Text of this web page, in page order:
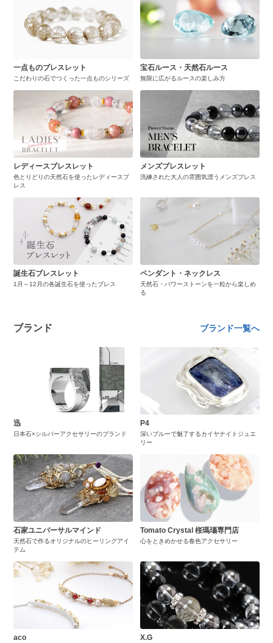
一点ものブレスレット
こだわりの石でつくった一点ものシリーズ
宝石ルース・天然石ルース
無限に広がるルースの楽しみ方
レディースブレスレット
色とりどりの天然石を使ったレディースブ
レス
メンズブレスレット
洗練された大人の雰囲気漂うメンズブレス
誕生石ブレスレット
1月～12月の各誕生石を使ったブレス
ペンダント・ネックレス
天然石・パワーストーンを一粒から楽しめ
る
ブランド ブランド一覧へ
迅
日本石×シルバーアクセサリーのブランド
P4
深いブルーで魅了するカイヤナイトジュエ
リー
石家ユニバーサルマインド
天然石で作るオリジナルのヒーリングアイ
テム
Tomato Crystal 桜瑪瑙専門店
心をときめかせる春色アクセサリー
aco X.G